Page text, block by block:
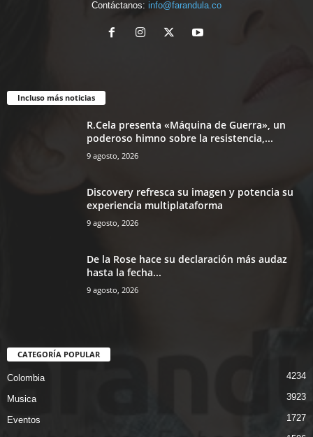
Contáctanos: info@farandula.co
Incluso más noticias
R.Cela presenta «Máquina de Guerra», un
poderoso himno sobre la resistencia,...
9 agosto, 2026
Discovery refresca su imagen y potencia su
experiencia multiplataforma
9 agosto, 2026
De la Rose hace su declaración más audaz
hasta la fecha...
9 agosto, 2026
CATEGORÍA POPULAR
Colombia 4234
Musica 3923
Eventos 1727